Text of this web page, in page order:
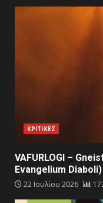
ΚΡΙΤΙΚΕΣ
VAFURLOGI –
Evangelium Diaboli)
22 Ιουλίου 2026